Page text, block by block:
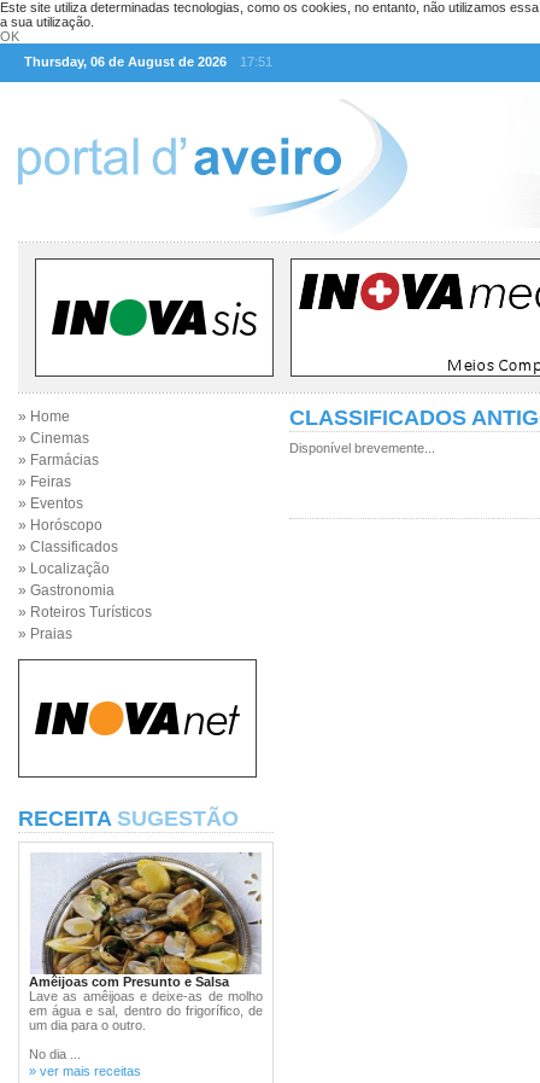
Este site utiliza determinadas tecnologias, como os cookies, no entanto, não utilizamos
a sua utilização.
OK
Thursday, 06 de August de 2026
17:51
» Home
» Cinemas
» Farmácias
» Feiras
» Eventos
» Horóscopo
» Classificados
» Localização
» Gastronomia
» Roteiros Turísticos
» Praias
RECEITA SUGESTÃO
Amêijoas com Presunto e Salsa
Lave as amêijoas e deixe-as de molho
em água e sal, dentro do frigorífico, de
um dia para o outro.
No dia ...
» ver mais receitas
CLASSIFICADOS
Disponível brevemente...